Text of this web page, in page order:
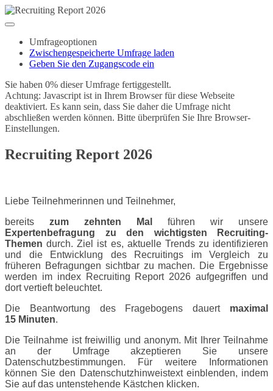
Umfrageoptionen
Zwischengespeicherte Umfrage laden
Geben Sie den Zugangscode ein
Sie haben 0% dieser Umfrage fertiggestellt.
Achtung: Javascript ist in Ihrem Browser für diese Webseite
deaktiviert. Es kann sein, dass Sie daher die Umfrage nicht
abschließen werden können. Bitte überprüfen Sie Ihre Browser-
Einstellungen.
Recruiting Report 2026
Liebe Teilnehmerinnen und Teilnehmer,
bereits zum zehnten Mal
führen wir unsere
Expertenbefragung zu den wichtigsten Recruiting-
Themen durch. Ziel ist es, aktuelle Trends zu identifizieren
und die Entwicklung des Recruitings im Vergleich zu
früheren Befragungen sichtbar zu machen. Die Ergebnisse
werden im index Recruiting Report 2026 aufgegriffen und
dort vertieft beleuchtet.
Die Beantwortung des Fragebogens dauert maximal
15 Minuten.
Die Teilnahme ist freiwillig und anonym. Mit Ihrer Teilnahme
an der Umfrage akzeptieren Sie unsere
Datenschutzbestimmungen. Für weitere Informationen
können Sie den Datenschutzhinweistext einblenden, indem
Sie auf das untenstehende Kästchen klicken.